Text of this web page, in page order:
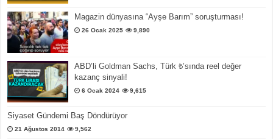
Magazin dünyasına “Ayşe Barım” soruşturması!
26 Ocak 2025 9,890
ABD’li Goldman Sachs, Türk ₺’sında reel değer
kazanç sinyali!
6 Ocak 2024 9,615
Siyaset Gündemi Baş Döndürüyor
21 Ağustos 2014 9,562